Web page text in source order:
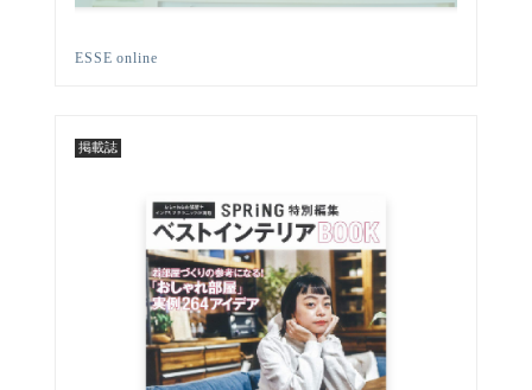
ESSE online
掲載誌